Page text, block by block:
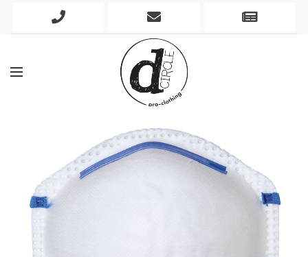
Phone
Mobile